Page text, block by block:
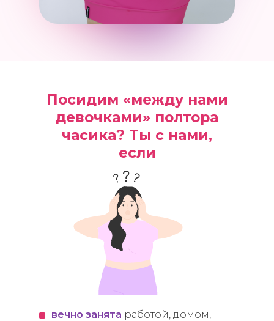
вечно занята работой, домом,
Посидим «между нами
девочками» полтора
часика? Ты с нами,
если